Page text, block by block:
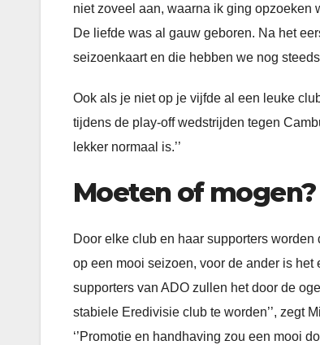
niet zoveel aan, waarna ik ging opzoeken
De liefde was al gauw geboren. Na het
seizoenkaart en die hebben we nog
Ook als je niet op je vijfde al een leuke
tijdens de play-off wedstrijden tegen
lekker normaal is.’’
Moeten of mogen?
Door elke club en haar supporters
op een mooi seizoen, voor de ander is
supporters van ADO zullen het door de
stabiele Eredivisie club te worden’’, zegt
‘’Promotie en handhaving zou een mooi